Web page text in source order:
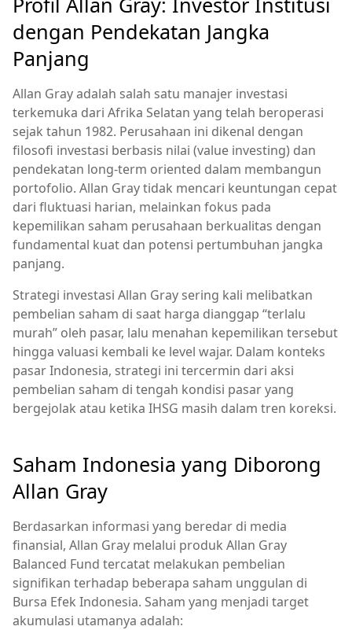
dengan Pendekatan Jangka
Panjang
Allan Gray adalah salah satu manajer investasi
terkemuka dari Afrika Selatan yang telah beroperasi
sejak tahun 1982. Perusahaan ini dikenal dengan
filosofi investasi berbasis nilai (value investing) dan
pendekatan long-term oriented dalam membangun
portofolio. Allan Gray tidak mencari keuntungan cepat
dari fluktuasi harian, melainkan fokus pada
kepemilikan saham perusahaan berkualitas dengan
fundamental kuat dan potensi pertumbuhan jangka
panjang.
Strategi investasi Allan Gray sering kali melibatkan
pembelian saham di saat harga dianggap “terlalu
murah” oleh pasar, lalu menahan kepemilikan tersebut
hingga valuasi kembali ke level wajar. Dalam konteks
pasar Indonesia, strategi ini tercermin dari aksi
pembelian saham di tengah kondisi pasar yang
bergejolak atau ketika IHSG masih dalam tren koreksi.
Saham Indonesia yang Diborong
Allan Gray
Berdasarkan informasi yang beredar di media
finansial, Allan Gray melalui produk Allan Gray
Balanced Fund tercatat melakukan pembelian
signifikan terhadap beberapa saham unggulan di
Bursa Efek Indonesia. Saham yang menjadi target
akumulasi utamanya adalah: